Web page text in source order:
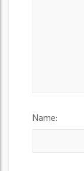
Name: